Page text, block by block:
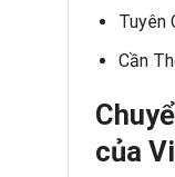
Tuyên
Cần
của